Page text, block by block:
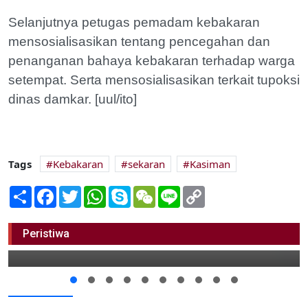
Selanjutnya petugas pemadam kebakaran
mensosialisasikan tentang pencegahan dan
penanganan bahaya kebakaran terhadap warga
setempat. Serta mensosialisasikan terkait tupoksi
dinas damkar. [uul/ito]
Tags Kebakaran sekaran
Kasiman
Share Facebook
TwitterWhatsApp
SkypeWeChatLine
Peristiwa
Kwarcab Bojonegoro Dukung Vaksinasi
11 September 2021 10:00